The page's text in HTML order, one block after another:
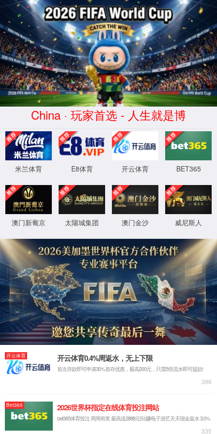
1862金沙集团
| 中文
首 页 产品资讯 资料汇总
最新新闻:
2026/02/24乐清市委书记戴旭强赴1862金沙集团开展新春慰问
2026/01/26 浓情腊八，粥暖人心 | 1862金沙集团开展腊八节送
2026/01/05 乐清市委常委、柳市镇党委书记陈鹏一行莅临1862
2025/12/03中铁集团和机电商会领导一行莅临1862金沙集团参
2025/10/14浙江省经信厅领导一行莅临1862金沙集团调研数字
万能式断路器
工控电器
专利证书
体系认证证书
低压元器件类CQC证书
服务与支持
投诉与建议